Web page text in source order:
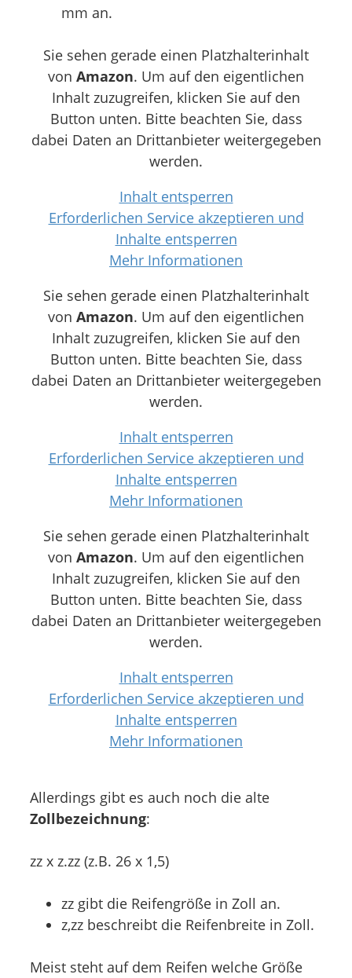
mm an.
Sie sehen gerade einen Platzhalterinhalt
von Amazon. Um auf den eigentlichen
Inhalt zuzugreifen, klicken Sie auf den
Button unten. Bitte beachten Sie, dass
dabei Daten an Drittanbieter weitergegeben
werden.
Inhalt entsperren
Erforderlichen Service akzeptieren und
Inhalte entsperren
Mehr Informationen
Sie sehen gerade einen Platzhalterinhalt
von Amazon. Um auf den eigentlichen
Inhalt zuzugreifen, klicken Sie auf den
Button unten. Bitte beachten Sie, dass
dabei Daten an Drittanbieter weitergegeben
werden.
Inhalt entsperren
Erforderlichen Service akzeptieren und
Inhalte entsperren
Mehr Informationen
Sie sehen gerade einen Platzhalterinhalt
von Amazon. Um auf den eigentlichen
Inhalt zuzugreifen, klicken Sie auf den
Button unten. Bitte beachten Sie, dass
dabei Daten an Drittanbieter weitergegeben
werden.
Inhalt entsperren
Erforderlichen Service akzeptieren und
Inhalte entsperren
Mehr Informationen
Allerdings gibt es auch noch die alte
Zollbezeichnung:
zz x z.zz (z.B. 26 x 1,5)
zz gibt die Reifengröße in Zoll an.
z,zz beschreibt die Reifenbreite in Zoll.
Meist steht auf dem Reifen welche Größe